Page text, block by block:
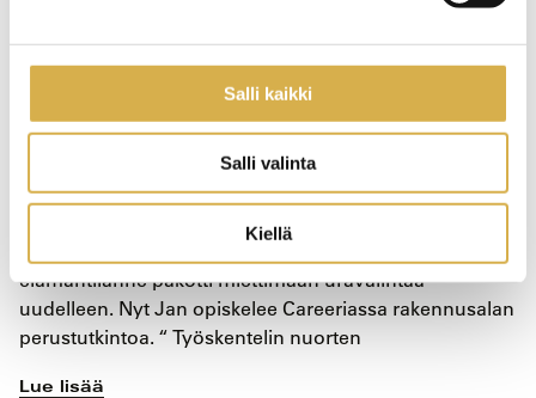
Salli kaikki
Salli valinta
Kiellä
”Tämä on ollut elämysmatka” Purjehduksen nuorten
olympiavalmentaja Jan Gahmberg suuntasi 40-
vuotiaana kohti uutta uraa kouluttautumalla
rakennusalan ammattilaiseksi. Jan Gahmberg vietti 12
elämäntilanne pakotti miettimään uravalintaa
uudelleen. Nyt Jan opiskelee Careeriassa rakennusalan
perustutkintoa. “ Työskentelin nuorten
Lue lisää